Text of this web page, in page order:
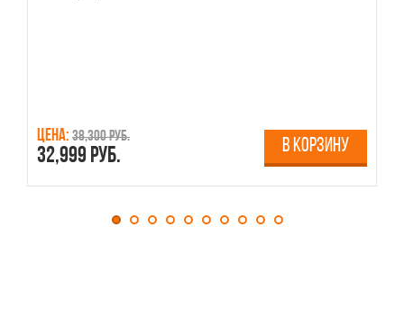
Цена: 38,300 руб.
32,999 руб. В КОРЗИНУ